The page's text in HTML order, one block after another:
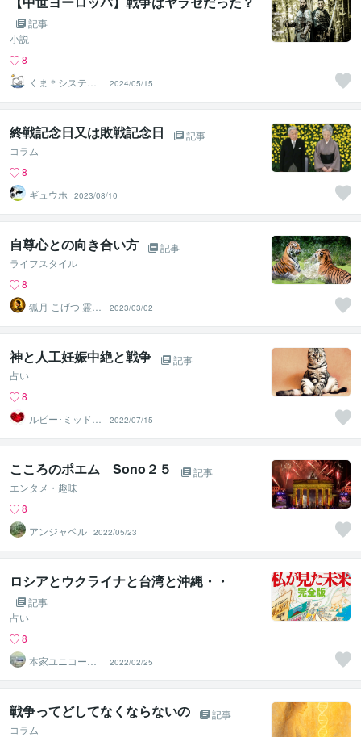
記事
小説
8
くま＊システム
屋兼小説書き
2024/05/15
終戦記念日又は敗戦記念日
記事
コラム
8
ギュウホ
2023/08/10
自尊心との向き合い方
記事
ライフスタイル
8
狐月 こげつ 霊視
鑑定師
2023/03/02
神と人工妊娠中絶と戦争
記事
占い
8
ルビー･ミッドナ
イト
2022/07/15
こころのポエム Sono２５
記事
エンタメ・趣味
8
アンジャベル 2022/05/23
ロシアとウクライナと台湾と沖縄・・
記事
占い
8
本家ユニコーン
の使者桜10周年
ありがとう
2022/02/25
戦争ってどしてなくならないの
記事
コラム